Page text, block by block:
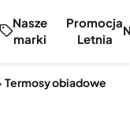
Nasze
marki
Promocja
Letnia
Termosy obiadowe